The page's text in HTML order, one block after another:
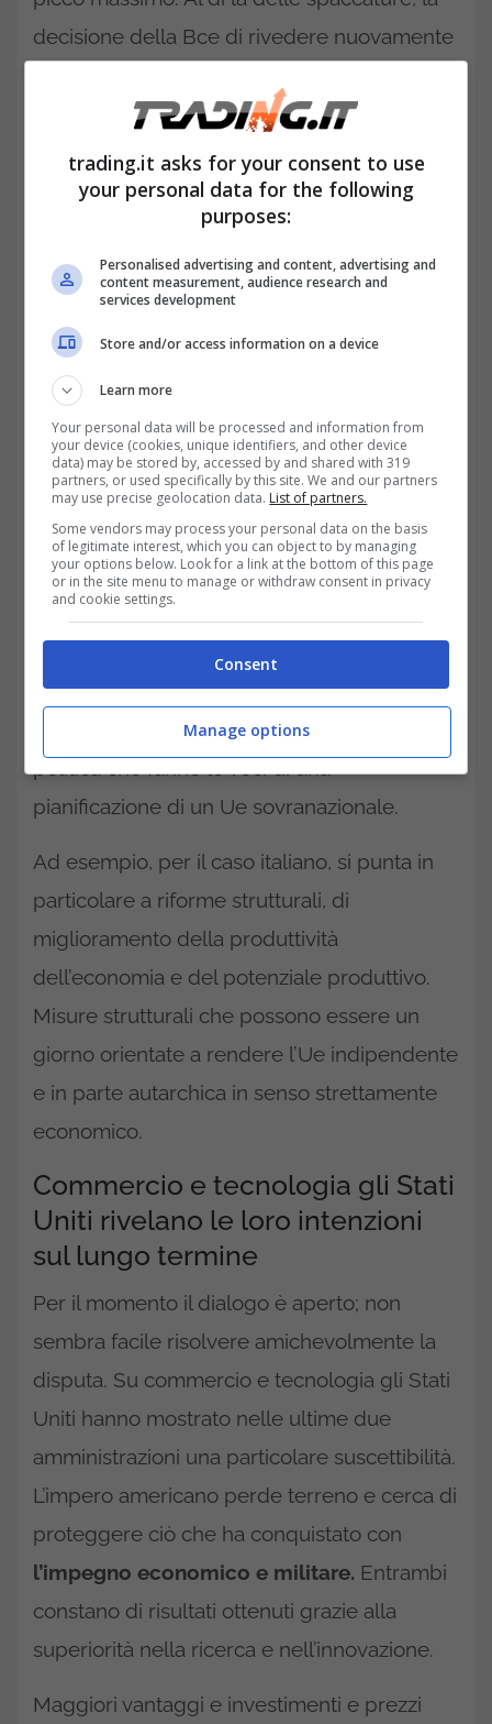
decisione della Bce di rivedere nuovamente
riunione di dicembre è decisa. L’incognita
sulle scelte future dipenderà da quali
situazioni bisogna fronteggiare e quanto
velocemente bisogna arrivare all’obbiettivo
in relazione all’efficacia della manovra.
I governi sono già oggi vincolati alle linee
guida a garanzia dei prestiti
caso dell’Italia, nel Pnrr. Misure e riforme che
devono avvenire a prescindere dalla volontà
politica che fanno le veci di una
pianificazione di un Ue sovranazionale.
Ad esempio, per il caso italiano, si punta in
particolare a riforme strutturali, di
miglioramento della produttività
dell’economia e del potenziale produttivo.
Misure strutturali che possono essere un
giorno orientate a rendere l’Ue indipendente
e in parte autarchica in senso strettamente
economico.
Commercio e tecnologia gli Stati
Uniti rivelano le loro intenzioni
sul lungo termine
Per il momento il dialogo è aperto; non
sembra facile risolvere amichevolmente la
disputa. Su commercio e tecnologia gli Stati
Uniti hanno mostrato nelle ultime due
amministrazioni una particolare suscettibilità.
L’impero americano perde terreno e cerca di
proteggere ciò che ha conquistato con
l’impegno economico e militare. Entrambi
constano di risultati ottenuti grazie alla
superiorità nella ricerca e nell’innovazione.
Maggiori vantaggi e investimenti e prezzi
trading.it asks for your consent to use
your personal data for the following
purposes:
Personalised advertising and content, advertising and
content measurement, audience research and
services development
Store and/or access information on a device
Learn more
Your personal data will be processed and information from
your device (cookies, unique identifiers, and other device
data) may be stored by, accessed by and shared with 319
partners, or used specifically by this site. We and our partners
may use precise geolocation data. List of partners.
Some vendors may process your personal data on the basis
of legitimate interest, which you can object to by managing
your options below. Look for a link at the bottom of this page
or in the site menu to manage or withdraw consent in privacy
and cookie settings.
Consent
Manage options